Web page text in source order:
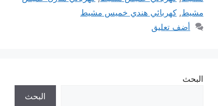
مشيط, كهربائي هندي خميس مشيط
أضف تعليق
البحث
البحث